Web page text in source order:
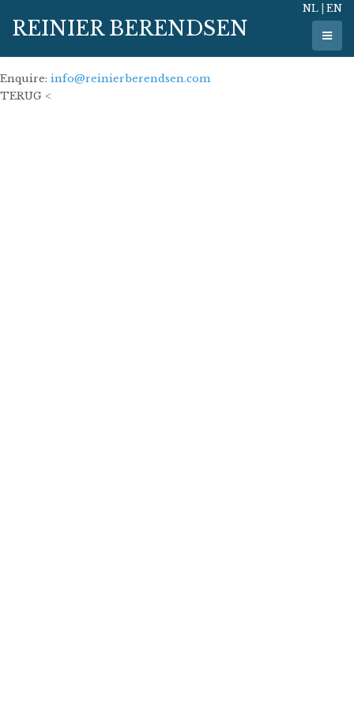
NL EN
REINIER BERENDSEN
90 cm x 110 cm
Enquire: info@reinierberendsen.com
TERUG <